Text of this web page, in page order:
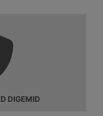
DIGEMID